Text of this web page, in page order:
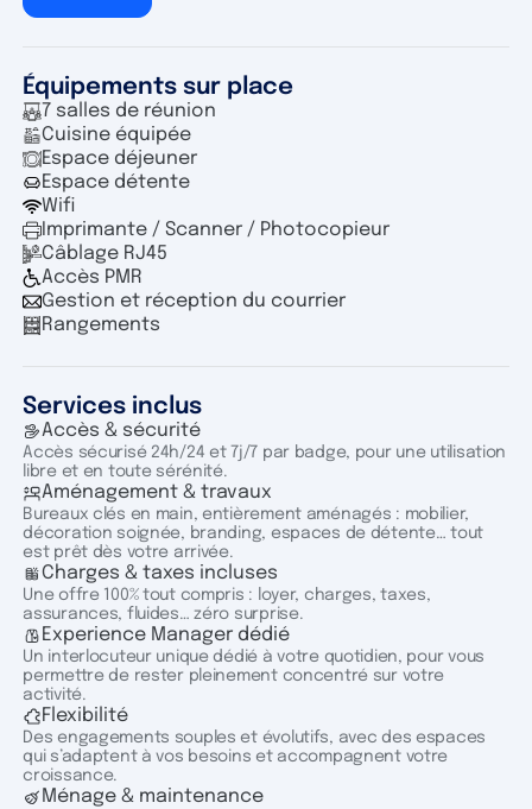
Équipements sur place
7 salles de réunion
Cuisine équipée
Espace déjeuner
Espace détente
Wifi
Imprimante / Scanner / Photocopieur
Câblage RJ45
Accès PMR
Gestion et réception du courrier
Rangements
Services inclus
Accès & sécurité
Accès sécurisé 24h/24 et 7j/7 par badge, pour une utilisation
libre et en toute sérénité.
Aménagement & travaux
Bureaux clés en main, entièrement aménagés : mobilier,
décoration soignée, branding, espaces de détente… tout
est prêt dès votre arrivée.
Charges & taxes incluses
Une offre 100% tout compris : loyer, charges, taxes,
assurances, fluides… zéro surprise.
Experience Manager dédié
Un interlocuteur unique dédié à votre quotidien, pour vous
permettre de rester pleinement concentré sur votre
activité.
Flexibilité
Des engagements souples et évolutifs, avec des espaces
qui s’adaptent à vos besoins et accompagnent votre
croissance.
Ménage & maintenance